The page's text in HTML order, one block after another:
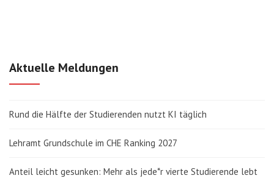
Aktuelle Meldungen
Rund die Hälfte der Studierenden nutzt KI täglich
Lehramt Grundschule im CHE Ranking 2027
Anteil leicht gesunken: Mehr als jede*r vierte Studierende lebt